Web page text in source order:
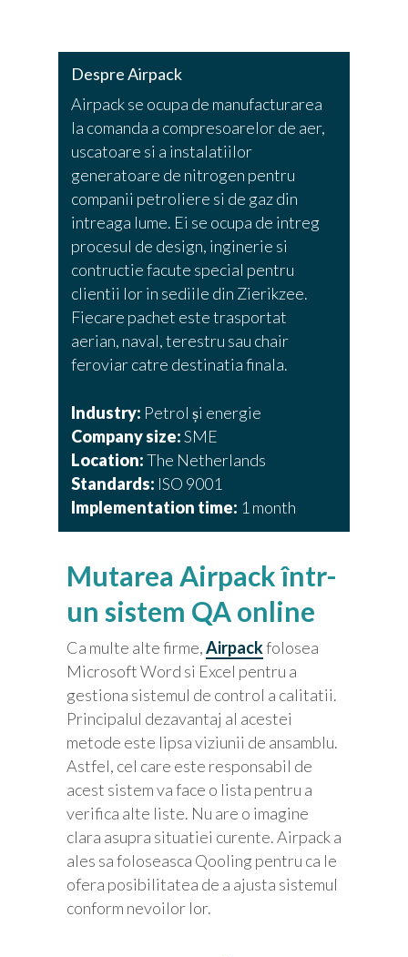
Despre Airpack
Airpack se ocupa de manufacturarea
la comanda a compresoarelor de aer,
uscatoare si a instalatiilor
generatoare de nitrogen pentru
companii petroliere si de gaz din
intreaga lume. Ei se ocupa de intreg
procesul de design, inginerie si
contructie facute special pentru
clientii lor in sediile din Zierikzee.
Fiecare pachet este trasportat
aerian, naval, terestru sau chair
feroviar catre destinatia finala.
Industry: Petrol și energie
Company size:SME
Location:The Netherlands
Standards: ISO 9001
Implementation time: 1 month
Mutarea Airpack într-
un sistem QA online
Ca multe alte firme,Airpackfolosea
Microsoft Word si Excel pentru a
gestiona sistemul de control a calitatii.
Principalul dezavantaj al acestei
metode este lipsa viziunii de ansamblu.
Astfel, cel care este responsabil de
acest sistem va face o lista pentru a
verifica alte liste. Nu are o imagine
clara asupra situatiei curente. Airpack a
ales sa foloseasca Qooling pentru ca le
ofera posibilitatea de a ajusta sistemul
conform nevoilor lor.